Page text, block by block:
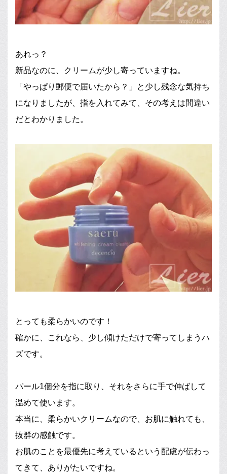
あれっ？
新品なのに、クリームが少し寄っていますね。
「やっぱり郵便で届いたから？」と少し残念な気持ち
になりましたが、指を入れてみて、その考えは間違い
だとわかりました。
とっても柔らかいのです！
確かに、これなら、少し傾けただけで寄ってしまうハ
ズです。
パール1個分を指に取り、それをさらに手で伸ばして
温めて使います。
本当に、柔らかいクリームなので、お肌に触れても、
抜群の感触です。
お肌のことを最優先に考えているという配慮が伝わっ
てきて、ありがたいですね。